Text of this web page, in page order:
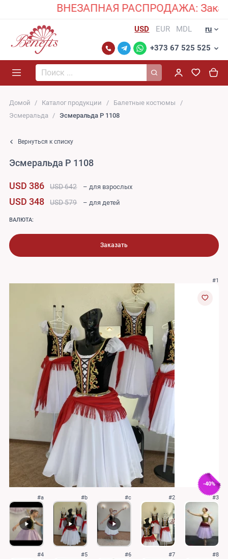
ВНЕЗАПНАЯ РАСПРОДАЖА: Закажите
USD EUR MDL ru
+373 67 525 525
Поиск...
Домой Каталог продукции
Балетные костюмы
Эсмеральда
Эсмеральда P 1108
Вернуться к списку
Эсмеральда P 1108
USD 386 USD 642 – для взрослых
USD 348 USD 579 – для детей
ВАЛЮТА:
Заказать
#1
-40%
#a #b #c #2 #3
#4 #5 #6 #7 #8